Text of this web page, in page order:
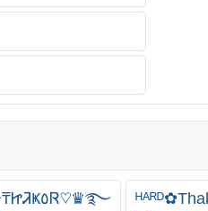
ᴴᴬᴿᴰ࿐₸ᏥᏘҜ٥Ꮢ♡♛࿐